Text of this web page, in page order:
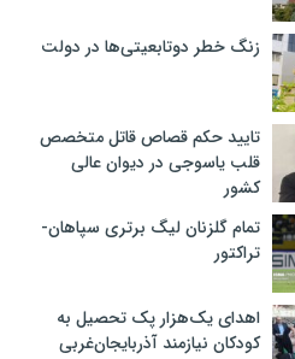
زنگ خطر دوتابعیتی‌ها در دولت
تایید حکم قصاص قاتل متخصص
قلب یاسوجی در دیوان عالی
کشور
تمام گلزنان لیگ‌ برتری سپاهان-
تراکتور
اهدای یک‌هزار پک تحصیل به
کودکان نیازمند آذربایجان‌غربی